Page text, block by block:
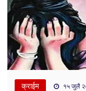
क्राईम १५ जुलै